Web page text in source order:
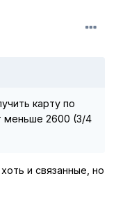
карту по
меньше 2600 (3/4
и связанные, но